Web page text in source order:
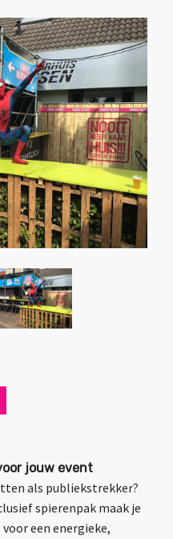
jouw event
als publiekstrekker?
spierenpak maak je
een energieke,